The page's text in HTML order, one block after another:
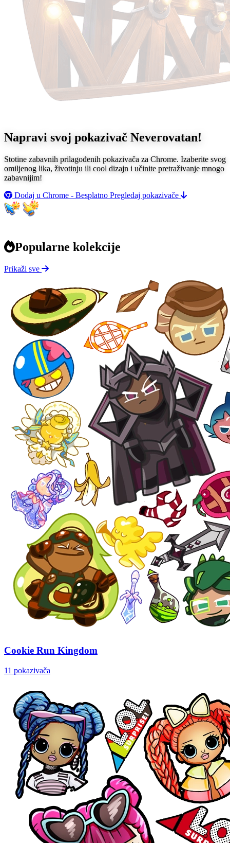
Napravi svoj pokazivač Neverovatan!
Stotine zabavnih prilagođenih pokazivača za Chrome. Izaberite svog
omiljenog lika, životinju ili cool dizajn i učinite pretraživanje mnogo
zabavnijim!
Dodaj u Chrome - Besplatno Pregledaj pokazivače
Popularne kolekcije
Prikaži sve
Cookie Run Kingdom
11 pokazivača